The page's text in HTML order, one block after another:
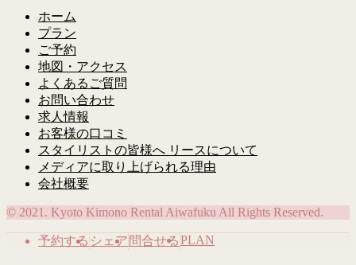
ホーム
プラン
ご予約
地図・アクセス
よくあるご質問
お問い合わせ
求人情報
お客様の口コミ
スタイリストの皆様へ リースについて
メディアに取り上げられる理由
会社概要
© 2021. Kyoto Kimono Rental Aiwafuku All Rights Reserved.
予約する シェア 問合せるPLAN